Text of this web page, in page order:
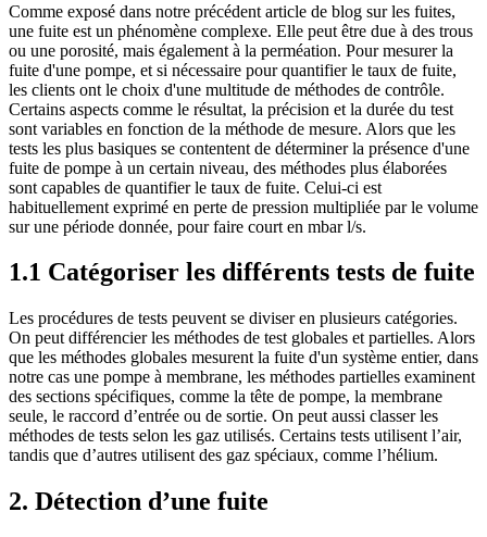
Comme exposé dans notre précédent article de blog sur les fuites,
une fuite est un phénomène complexe. Elle peut être due à des trous
ou une porosité, mais également à la perméation. Pour mesurer la
fuite d'une pompe, et si nécessaire pour quantifier le taux de fuite,
les clients ont le choix d'une multitude de méthodes de contrôle.
Certains aspects comme le résultat, la précision et la durée du test
sont variables en fonction de la méthode de mesure. Alors que les
tests les plus basiques se contentent de déterminer la présence d'une
fuite de pompe à un certain niveau, des méthodes plus élaborées
sont capables de quantifier le taux de fuite. Celui-ci est
habituellement exprimé en perte de pression multipliée par le volume
sur une période donnée, pour faire court en mbar l/s.
1.1 Catégoriser les différents tests de fuite
Les procédures de tests peuvent se diviser en plusieurs catégories.
On peut différencier les méthodes de test globales et partielles. Alors
que les méthodes globales mesurent la fuite d'un système entier, dans
notre cas une pompe à membrane, les méthodes partielles examinent
des sections spécifiques, comme la tête de pompe, la membrane
seule, le raccord d’entrée ou de sortie. On peut aussi classer les
méthodes de tests selon les gaz utilisés. Certains tests utilisent l’air,
tandis que d’autres utilisent des gaz spéciaux, comme l’hélium.
2. Détection d’une fuite